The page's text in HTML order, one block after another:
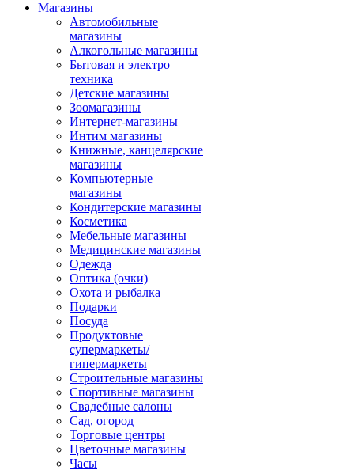
Магазины
Автомобильные
магазины
Алкогольные магазины
Бытовая и электро
техника
Детские магазины
Зоомагазины
Интернет-магазины
Интим магазины
Книжные, канцелярские
магазины
Компьютерные
магазины
Кондитерские магазины
Косметика
Мебельные магазины
Медицинские магазины
Одежда
Оптика (очки)
Охота и рыбалка
Подарки
Посуда
Продуктовые
супермаркеты/
гипермаркеты
Строительные магазины
Спортивные магазины
Свадебные салоны
Сад, огород
Торговые центры
Цветочные магазины
Часы